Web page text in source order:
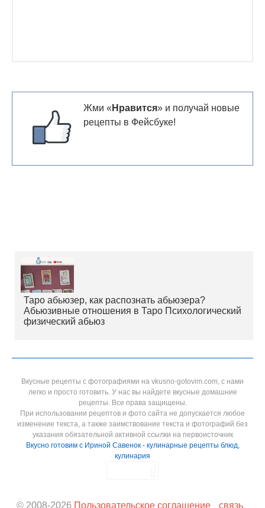
Жми « Нравится» и получай новые
рецепты в Фейсбуке!
Таро абьюзер, как распознать абьюзера?
Абьюзивные отношения в Таро Психологический
физический абьюз
Вкусные рецепты с фотографиями на vkusno-gotovim.com, с нами
легко и просто готовить. У нас вы найдете вкусные домашние
рецепты. Все права защищены.
При использовании рецептов и фото сайта не допускается любое
изменение текста, а также заимствование текста и фотографий без
указания обязательной активной ссылки на первоисточник
Вкусно готовим с Ириной Савенок - кулинарные рецепты блюд,
кулинария
© 2008-2026 Пользовательское соглашение связь